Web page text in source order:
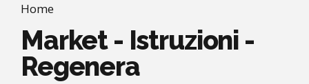
Home
Market - Istruzioni -
Regenera